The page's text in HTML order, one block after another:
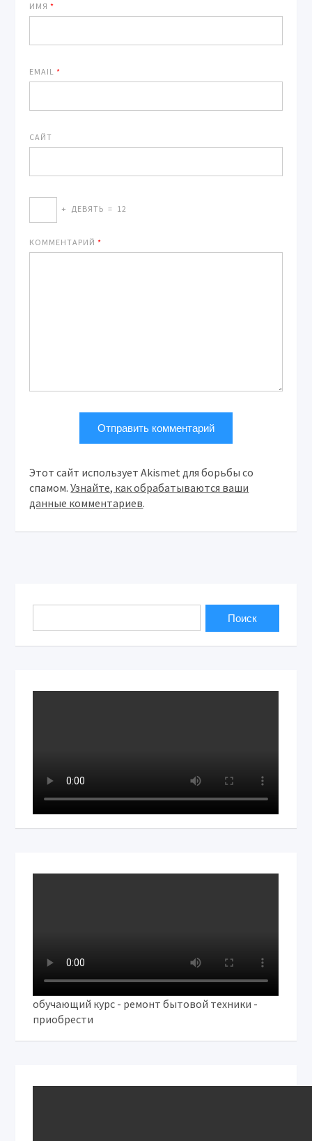
ИМЯ*
EMAIL*
САЙТ
+ ДЕВЯТЬ = 12
КОММЕНТАРИЙ*
Этот сайт использует Akismet для борьбы со
спамом.Узнайте, как обрабатываются ваши
данные комментариев.
обучающий курс - ремонт бытовой техники -
приобрести